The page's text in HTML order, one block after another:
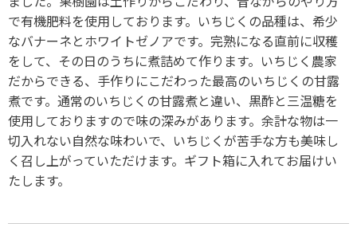
で有機肥料を使用しております。いちじくの品種は、希少
なバナーネとホワイトゼノアです。完熟になる直前に収穫
をして、その日のうちに煮詰めて作ります。いちじく農家
だからできる、手作りにこだわった最高のいちじくの甘露
煮です。通常のいちじくの甘露煮と違い、黒酢と三温糖を
使用しておりますので味の深みがあります。余計な物は一
切入れない自然な味わいで、いちじくが苦手な方も美味し
く召し上がっていただけます。ギフト箱に入れてお届けい
たします。